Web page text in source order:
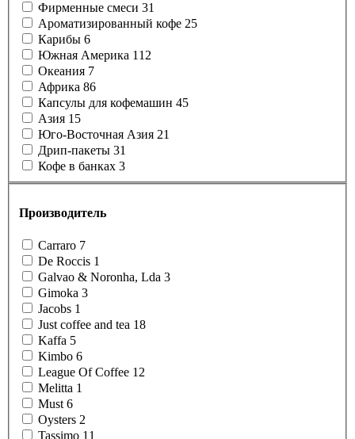
Фирменные смеси 31
Ароматизированный кофе 25
Карибы 6
Южная Америка 112
Океания 7
Африка 86
Капсулы для кофемашин 45
Азия 15
Юго-Восточная Азия 21
Дрип-пакеты 31
Кофе в банках 3
Производитель
Carraro 7
De Roccis 1
Galvao & Noronha, Lda 3
Gimoka 3
Jacobs 1
Just coffee and tea 18
Kaffa 5
Kimbo 6
League Of Coffee 12
Melitta 1
Must 6
Oysters 2
Tassimo 11